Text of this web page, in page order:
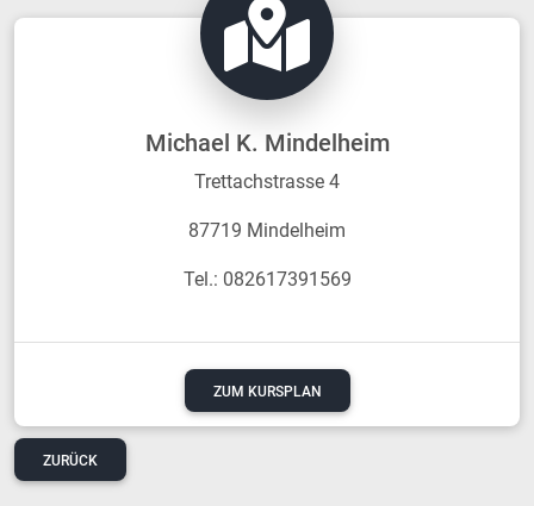
Michael K. Mindelheim
Trettachstrasse 4
87719 Mindelheim
Tel.: 082617391569
ZUM KURSPLAN
ZURÜCK